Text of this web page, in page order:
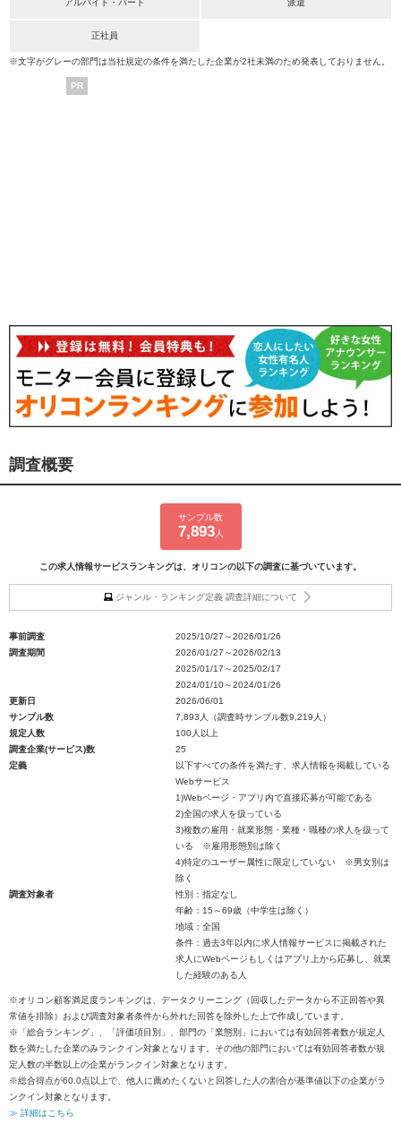
アルバイト・パート 派遣
正社員
※文字がグレーの部門は当社規定の条件を満たした企業が2社未満のため発表しておりません。
PR
調査概要
サンプル数
7,893人
この求人情報サービスランキングは、オリコンの以下の調査に基づいています。
ジャンル・ランキング定義 調査詳細について
事前調査
2025/10/27～2026/01/26
調査期間
2026/01/27～2026/02/13
2025/01/17～2025/02/17
2024/01/10～2024/01/26
更新日
2026/06/01
サンプル数
7,893人（調査時サンプル数9,219人）
規定人数
100人以上
調査企業(サービス)数
25
定義
以下すべての条件を満たす、求人情報を掲載している
Webサービス
1)Webページ・アプリ内で直接応募が可能である
2)全国の求人を扱っている
3)複数の雇用・就業形態・業種・職種の求人を扱って
いる ※雇用形態別は除く
4)特定のユーザー属性に限定していない ※男女別は
除く
調査対象者
性別：指定なし
年齢：15～69歳（中学生は除く）
地域：全国
条件：過去3年以内に求人情報サービスに掲載された
求人にWebページもしくはアプリ上から応募し、就業
した経験のある人
※オリコン顧客満足度ランキングは、データクリーニング（回収したデータから不正回答や異
常値を排除）および調査対象者条件から外れた回答を除外した上で作成しています。
※「総合ランキング」、「評価項目別」、部門の「業態別」においては有効回答者数が規定人
数を満たした企業のみランクイン対象となります。その他の部門においては有効回答者数が規
定人数の半数以上の企業がランクイン対象となります。
※総合得点が60.0点以上で、他人に薦めたくないと回答した人の割合が基準値以下の企業がラ
ンクイン対象となります。
≫ 詳細はこちら